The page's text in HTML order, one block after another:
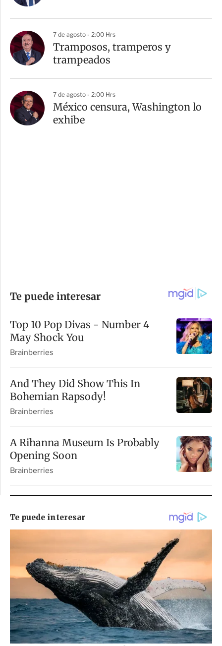
7 de agosto - 2:00 Hrs
Tramposos, tramperos y
trampeados
7 de agosto - 2:00 Hrs
México censura, Washington lo
exhibe